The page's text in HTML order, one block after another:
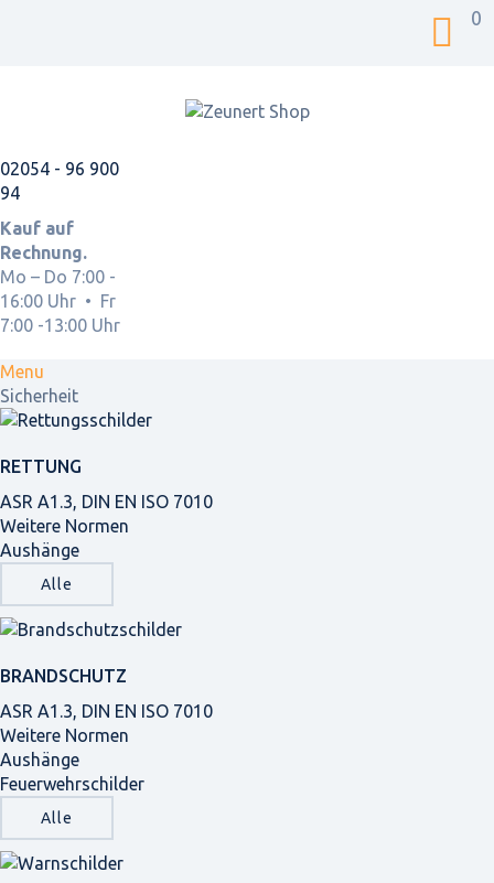
0
02054 - 96 900
94
Kauf auf
Rechnung.
Mo – Do 7:00 -
16:00 Uhr • Fr
7:00 -13:00 Uhr
Menu
Sicherheit
RETTUNG
ASR A1.3, DIN EN ISO 7010
Weitere Normen
Aushänge
Alle
BRANDSCHUTZ
ASR A1.3, DIN EN ISO 7010
Weitere Normen
Aushänge
Feuerwehrschilder
Alle